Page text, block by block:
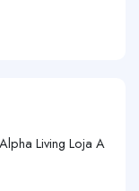
Living Loja A